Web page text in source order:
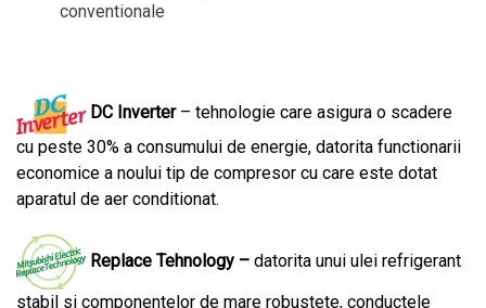
conventionale
DC Inverter – tehnologie care asigura o scadere
cu peste 30% a consumului de energie, datorita functionarii
economice a noului tip de compresor cu care este dotat
aparatul de aer conditionat.
Replace Tehnology – datorita unui ulei refrigerant
stabil si componentelor de mare robustete, conductele